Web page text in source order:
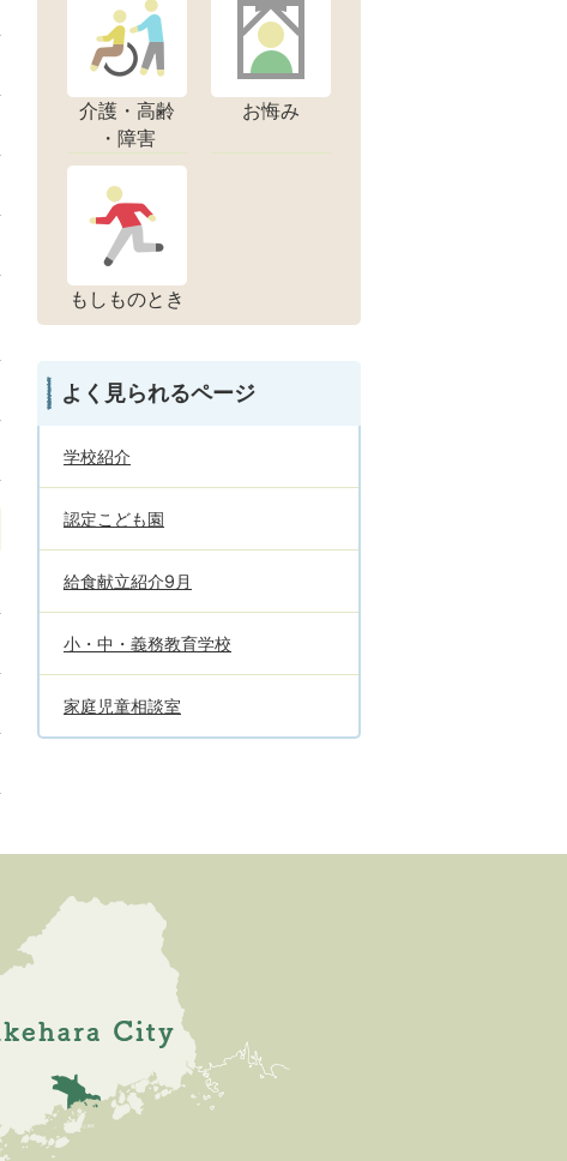
介護・高齢
・障害
お悔み
もしものとき
よく見られるページ
学校紹介
認定こども園
給食献立紹介9月
小・中・義務教育学校
家庭児童相談室